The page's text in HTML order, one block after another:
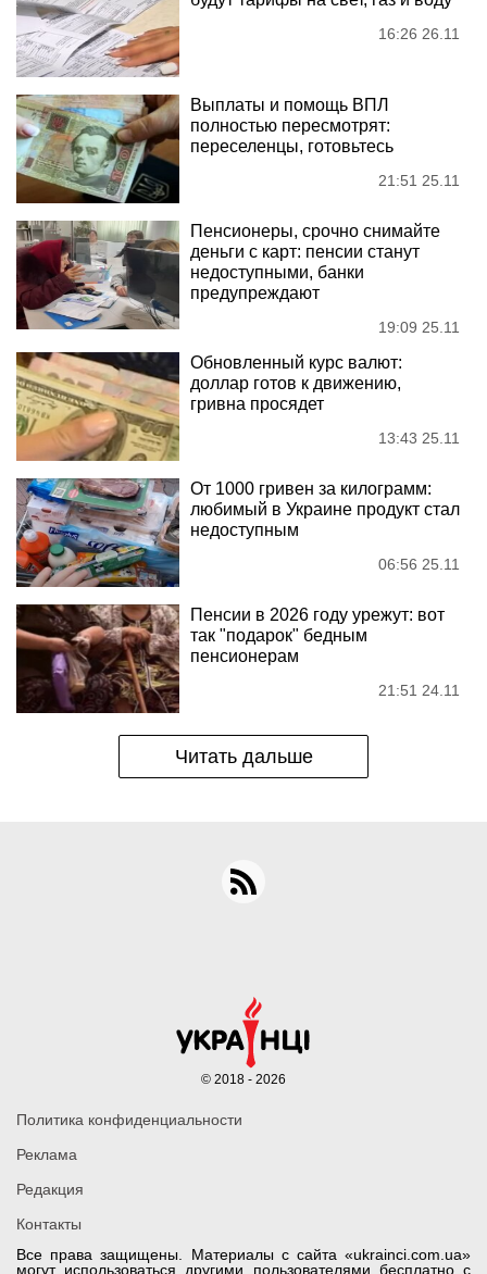
16:26 26.11
Выплаты и помощь ВПЛ
полностью пересмотрят:
переселенцы, готовьтесь
21:51 25.11
Пенсионеры, срочно снимайте
деньги с карт: пенсии станут
недоступными, банки
предупреждают
19:09 25.11
Обновленный курс валют:
доллар готов к движению,
гривна просядет
13:43 25.11
От 1000 гривен за килограмм:
любимый в Украине продукт стал
недоступным
06:56 25.11
Пенсии в 2026 году урежут: вот
так "подарок" бедным
пенсионерам
21:51 24.11
Читать дальше
Все права защищены. Материалы с сайта «ukrainci.com.ua»
могут использоваться другими пользователями бесплатно с
Политика конфиденциальности
Реклама
Редакция
Контакты
© 2018 - 2026